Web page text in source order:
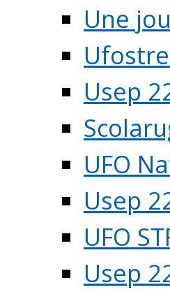
Une
Usep
UFO
Usep
UFO
Usep